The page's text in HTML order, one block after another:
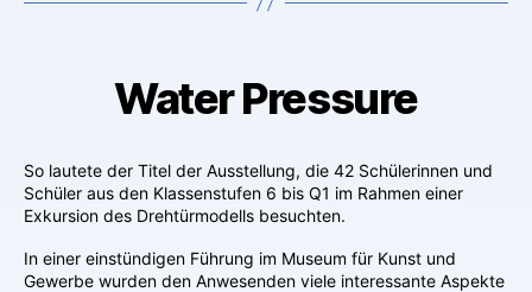
Water Pressure
So lautete der Titel der Ausstellung, die 42 Schülerinnen und
Schüler aus den Klassenstufen 6 bis Q1 im Rahmen einer
Exkursion des Drehtürmodells besuchten.
In einer einstündigen Führung im Museum für Kunst und
Gewerbe wurden den Anwesenden viele interessante Aspekte